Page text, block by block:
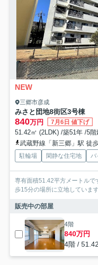
NEW
三郷市彦成
みさと団地8街区3号棟
840万円 7月6日 値下げ
51.42㎡ (2LDK) /築51年 /5階
武蔵野線「新三郷」駅 徒
駐輪場 閑静な住宅地 バ
専有面積51.42平方メートルで
歩15分の場所に立地していま
販売中の部屋
4階
840万円
4階 /